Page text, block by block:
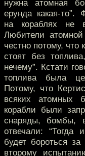
нужна атомная
ерунда какая-то”.
на кораблях не
Любители
честно потому, что
стоят без
нечему”. Кстати
топлива была
Потому, что
всяких атомных
корабли были
снаряды, бомбы,
отвечали: “Тогда
будет бороться за
второму